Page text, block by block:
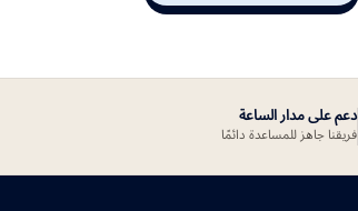
دعم على مدار الساعة
فريقنا جاهز للمساعدة دائمًا